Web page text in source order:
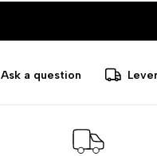
Ask a question